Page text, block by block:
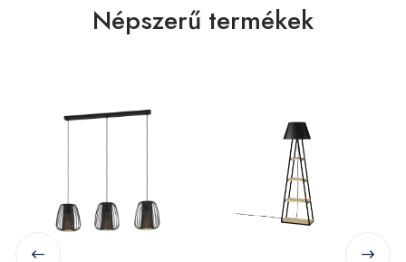
Népszerű termékek